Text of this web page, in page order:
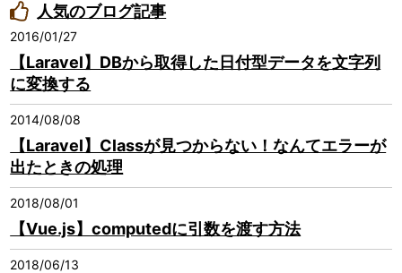
人気のブログ記事
2016/01/27
【Laravel】DBから取得した日付型データを文字列
に変換する
2014/08/08
【Laravel】Classが見つからない！なんてエラーが
出たときの処理
2018/08/01
【Vue.js】computedに引数を渡す方法
2018/06/13